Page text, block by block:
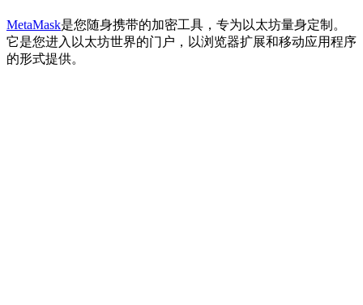
MetaMask是您随身携带的加密工具，专为以太坊量身定制。
它是您进入以太坊世界的门户，以浏览器扩展和移动应用程序
的形式提供。